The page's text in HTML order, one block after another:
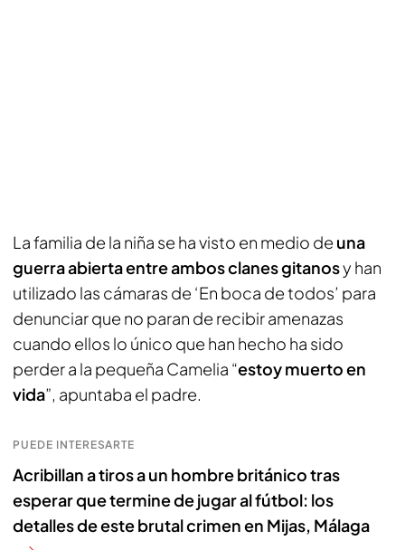
La familia de la niña se ha visto en medio de una
guerra abierta entre ambos clanes gitanosy han
utilizado las cámaras de ‘En boca de todos’ para
denunciar que no paran de recibir amenazas
cuando ellos lo único que han hecho ha sido
perder a la pequeña Camelia “estoy muerto en
vida”, apuntaba el padre.
PUEDE INTERESARTE
Acribillan a tiros a un hombre británico tras
esperar que termine de jugar al fútbol: los
detalles de este brutal crimen en Mijas, Málaga